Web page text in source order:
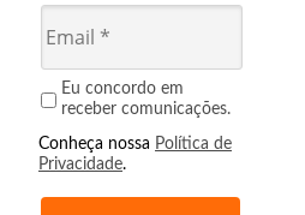
Eu concordo em
receber comunicações.
Conheça nossa Política de
Privacidade.